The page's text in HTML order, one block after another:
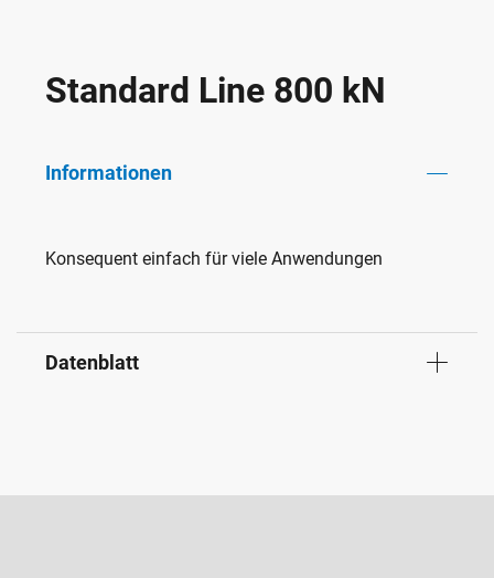
Standard Line 800 kN
Informationen
Konsequent einfach für viele Anwendungen
Datenblatt